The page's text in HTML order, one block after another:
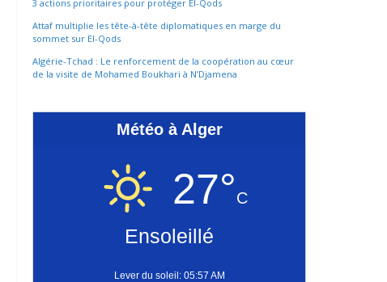
3 actions prioritaires pour protéger El-Qods
Attaf multiplie les tête-à-tête diplomatiques en marge du
sommet sur El-Qods
Algérie-Tchad : Le renforcement de la coopération au cœur
de la visite de Mohamed Boukhari à N’Djamena
Météo à Alger
27°C
Ensoleillé
Lever du soleil: 05:57 AM